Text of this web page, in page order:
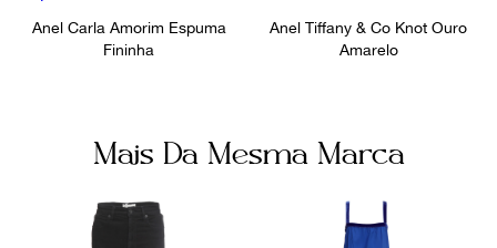
Ocasião
Anel Carla Amorim Espuma
Fininha
Anel Tiffany & Co Knot Ouro
Amarelo
Mais Da Mesma Marca